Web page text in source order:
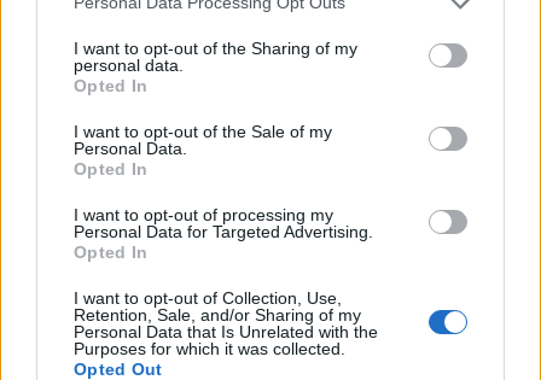
I want to opt-out of the Sharing of my
personal data.
Opted In
I want to opt-out of the Sale of my
Personal Data.
Opted In
I want to opt-out of processing my
Personal Data for Targeted Advertising.
Opted In
I want to opt-out of Collection, Use,
Retention, Sale, and/or Sharing of my
Personal Data that Is Unrelated with the
Purposes for which it was collected.
Opted Out
Udregning af BMI / Hvordan beregner man bmi
BMI-beregner til børn og unge